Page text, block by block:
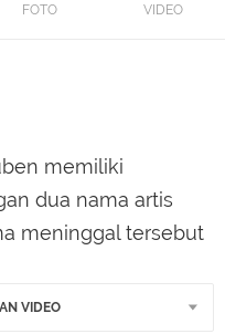
FOTO VIDEO
memiliki
dua nama artis
meninggal tersebut
VIDEO